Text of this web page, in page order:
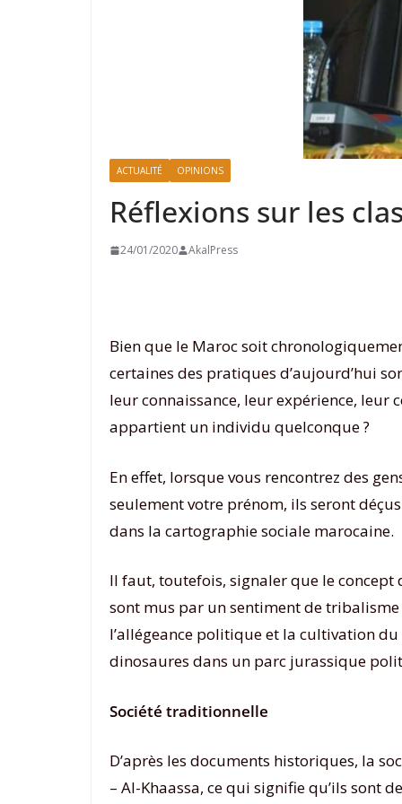
ACTUALITÉ OPINIONS
Réflexions sur les
24/01/2020 AkalPress
Bien que le Maroc soit
certaines des pratiques d’aujourd’hui
leur connaissance, leur expérience,
appartient un individu quelconque ?
En effet, lorsque vous rencontrez des
seulement votre prénom, ils seront
dans la cartographie sociale marocaine.
Il faut, toutefois, signaler que le
sont mus par un sentiment de
l’allégeance politique et la cultivation
dinosaures dans un parc jurassique
Société traditionnelle
D’après les documents historiques, la
– Al-Khaassa, ce qui signifie qu’ils sont